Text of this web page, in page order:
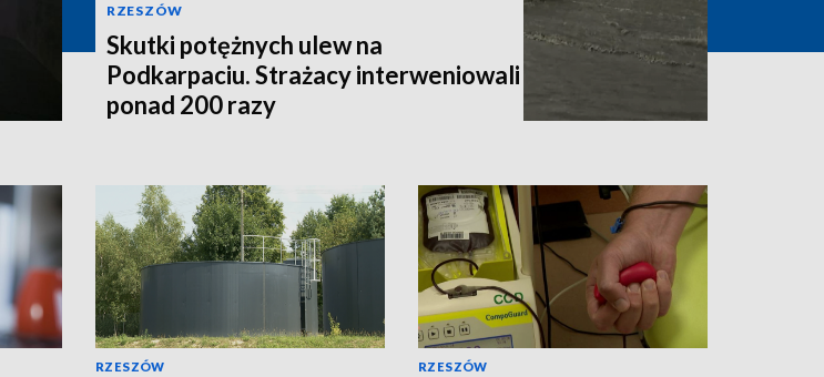
RZESZÓW
Skutki potężnych ulew na
Podkarpaciu. Strażacy interweniowali
ponad 200 razy
RZESZÓW RZESZÓW